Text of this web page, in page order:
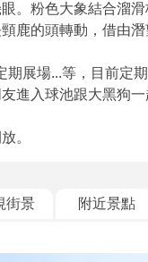
。粉色大象結合溜
鹿的頭轉動，借由潛
展場...等，目前定
進入球池跟大黑狗一
。
街景 附近景點